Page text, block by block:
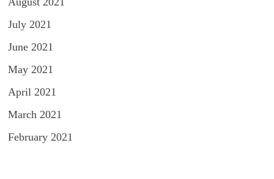
July 2021
June 2021
May 2021
April 2021
March 2021
February 2021